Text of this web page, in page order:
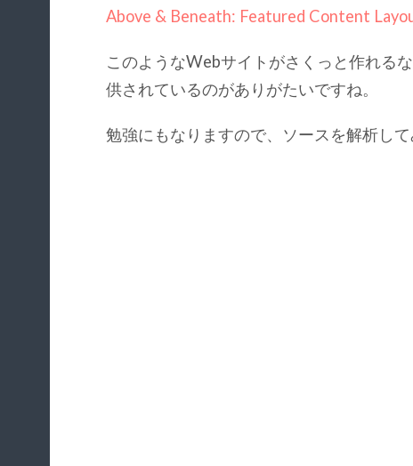
Above & Beneath: Featured Content
このようなWebサイトがさくっと作れる
供されているのがありがたいですね。
勉強にもなりますので、ソースを解析して